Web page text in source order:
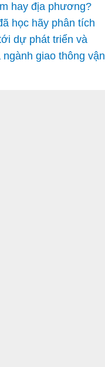
hay địa phương?
học hãy phân tích
dự phát triển và
giao thông vận